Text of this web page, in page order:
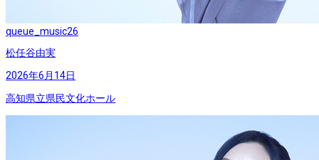
queue_music26
松任谷由実
2026年6月14日
高知県立県民文化ホール